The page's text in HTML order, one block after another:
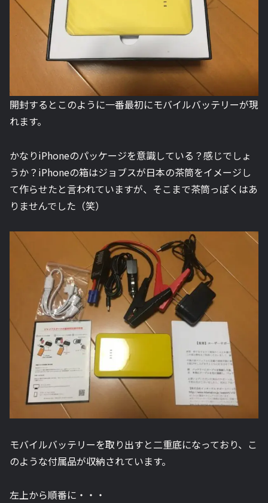
開封するとこのように一番最初にモバイルバッテリーが現
れます。
かなりiPhoneのパッケージを意識している？感じでしょ
うか？iPhoneの箱はジョブスが日本の茶筒をイメージし
て作らせたと言われていますが、そこまで茶筒っぽくはあ
りませんでした（笑）
モバイルバッテリーを取り出すと二重底になっており、こ
のような付属品が収納されています。
左上から順番に・・・